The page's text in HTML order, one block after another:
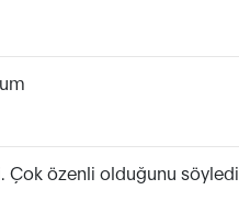
Çok özenli olduğunu